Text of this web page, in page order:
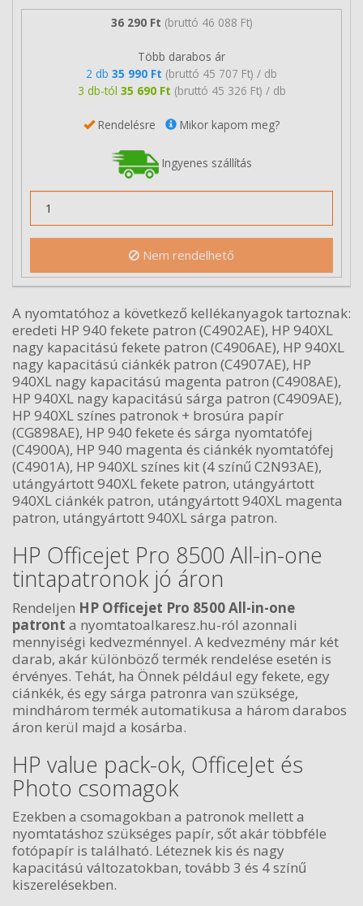
36 290 Ft (bruttó 46 088 Ft)
Több darabos ár
2 db 35 990 Ft (bruttó 45 707 Ft) / db
3 db-tól 35 690 Ft (bruttó 45 326 Ft) / db
Rendelésre Mikor kapom meg?
Ingyenes szállítás
Nem rendelhető
A nyomtatóhoz a következő kellékanyagok tartoznak:
eredeti HP 940 fekete patron (C4902AE), HP 940XL
nagy kapacitású fekete patron (C4906AE), HP 940XL
nagy kapacitású ciánkék patron (C4907AE), HP
940XL nagy kapacitású magenta patron (C4908AE),
HP 940XL nagy kapacitású sárga patron (C4909AE),
HP 940XL színes patronok + brosúra papír
(CG898AE), HP 940 fekete és sárga nyomtatófej
(C4900A), HP 940 magenta és ciánkék nyomtatófej
(C4901A), HP 940XL színes kit (4 színű C2N93AE),
utángyártott 940XL fekete patron, utángyártott
940XL ciánkék patron, utángyártott 940XL magenta
patron, utángyártott 940XL sárga patron.
HP Officejet Pro 8500 All-in-one
tintapatronok jó áron
Rendeljen HP Officejet Pro 8500 All-in-one
patront a nyomtatoalkaresz.hu-ról azonnali
mennyiségi kedvezménnyel. A kedvezmény már két
darab, akár különböző termék rendelése esetén is
érvényes. Tehát, ha Önnek például egy fekete, egy
ciánkék, és egy sárga patronra van szüksége,
mindhárom termék automatikusa a három darabos
áron kerül majd a kosárba.
HP value pack-ok, OfficeJet és
Photo csomagok
Ezekben a csomagokban a patronok mellett a
nyomtatáshoz szükséges papír, sőt akár többféle
fotópapír is található. Léteznek kis és nagy
kapacitású változatokban, tovább 3 és 4 színű
kiszerelésekben.